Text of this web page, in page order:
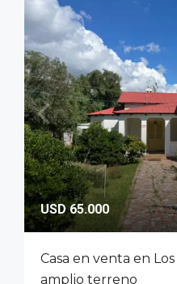
USD 65.000
Casa en venta en
amplio terreno